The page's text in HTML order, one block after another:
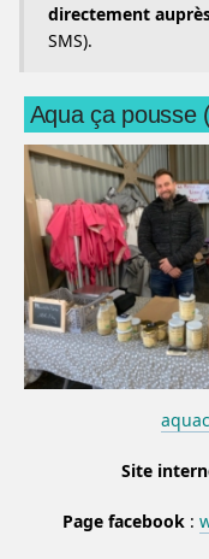
directement
SMS).
Aqua ça pousse
Site
Page facebook :